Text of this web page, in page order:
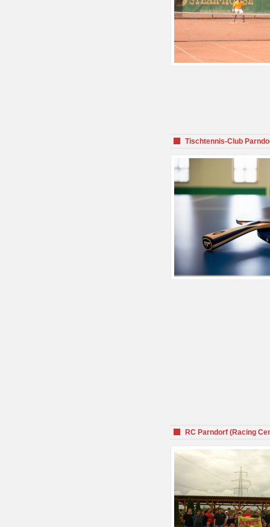
Tischtennis-Club
RC Parndorf (Racing